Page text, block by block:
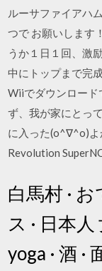
ルーサファイアハ
つで お願いします
うか１日１回、激
中にトップまで完
Wiiでダウンロード
ず、我が家にとっ
に入った(o^∇^o)よ
Revolution
白馬村 ·
ス · 日本人
yoga · 酒 ·